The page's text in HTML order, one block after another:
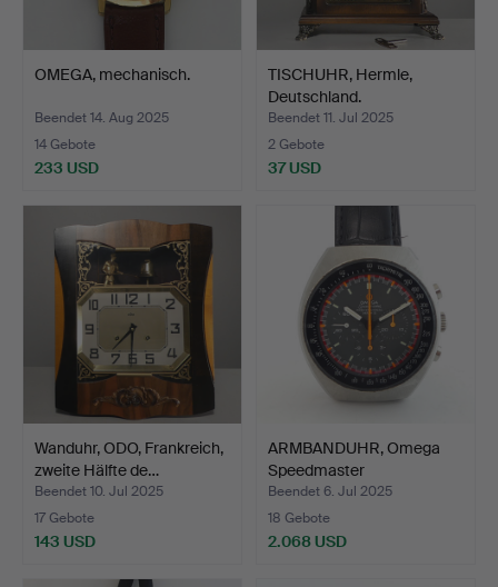
OMEGA, mechanisch.
Beendet 14. Aug 2025
14 Gebote
233 USD
TISCHUHR, Hermle,
Deutschland.
Beendet 11. Jul 2025
2 Gebote
37 USD
Wanduhr, ODO, Frankreich,
zweite Hälfte de…
Beendet 10. Jul 2025
17 Gebote
143 USD
ARMBANDUHR, Omega
Speedmaster
Professional…
Beendet 6. Jul 2025
18 Gebote
2.068 USD